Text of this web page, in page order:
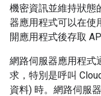
機密資訊並維持狀態
器應用程式可以在使
開應用程式後存取
網路伺服器應用程式
求，特別是呼叫
資料) 時。網路伺服